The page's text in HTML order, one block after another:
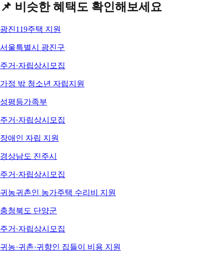
📌 비슷한 혜택도 확인해보세요
광진119주택 지원
서울특별시 광진구
주거·자립상시모집
가정 밖 청소년 자립지원
성평등가족부
주거·자립상시모집
장애인 자립 지원
경상남도 진주시
주거·자립상시모집
귀농귀촌인 농가주택 수리비 지원
충청북도 단양군
주거·자립상시모집
귀농·귀촌·귀향인 집들이 비용 지원